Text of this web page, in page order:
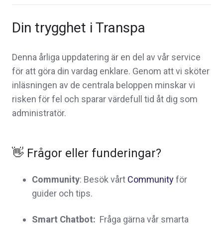
Din trygghet i Transpa
Denna årliga uppdatering är en del av vår service
för att göra din vardag enklare. Genom att vi sköter
inläsningen av de centrala beloppen minskar vi
risken för fel och sparar värdefull tid åt dig som
administratör.
👋 Frågor eller funderingar?
Community: Besök vårt Communityför
guider och tips.
Smart Chatbot: Fråga gärna vår smarta